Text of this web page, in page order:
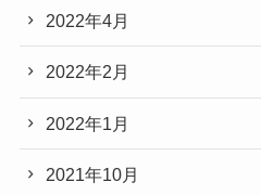
2022年4月
2022年2月
2022年1月
2021年10月